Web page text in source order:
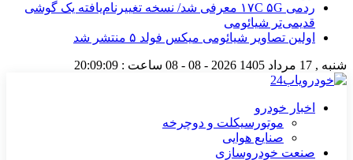
ردمی ۱۷C ۵G معرفی شد/ نسخه تغییرنام‌یافته یک گوشی
قدیمی‌تر شیائومی
اولین تصاویر شیائومی میکس فولد ۵ منتشر شد
شنبه , 17 مرداد 1405 2026 - 08 - 08 ساعت : 20:09:09
اخبار خودرو
موتورسیکلت و دوچرخه
صنایع هوایی
صنعت خودروسازی